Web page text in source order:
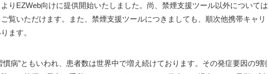
よりEZWeb向けに提供開始いたしました。尚、禁煙支援ツール以外については
覧いただけます。また、禁煙支援ツールにつきましても、順次他携帯キャリ
ます。
病”ともいわれ、患者数は世界中で増え続けております。その発症要因の9割